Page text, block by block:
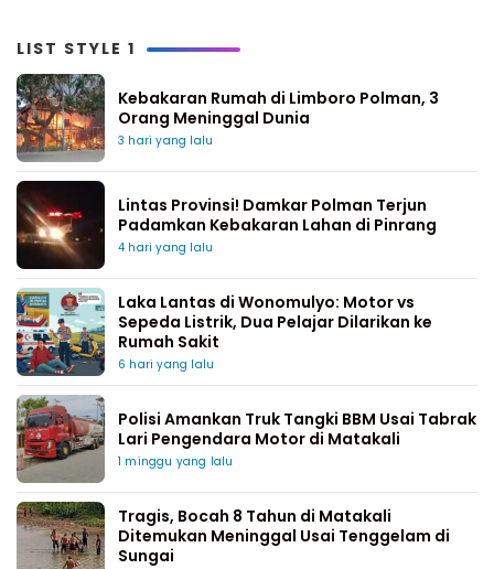
LIST STYLE 1
Kebakaran Rumah di Limboro Polman, 3
Orang Meninggal Dunia
3 hari yang lalu
Lintas Provinsi! Damkar Polman Terjun
Padamkan Kebakaran Lahan di Pinrang
4 hari yang lalu
Laka Lantas di Wonomulyo: Motor vs
Sepeda Listrik, Dua Pelajar Dilarikan ke
Rumah Sakit
6 hari yang lalu
Polisi Amankan Truk Tangki BBM Usai Tabrak
Lari Pengendara Motor di Matakali
1 minggu yang lalu
Tragis, Bocah 8 Tahun di Matakali
Ditemukan Meninggal Usai Tenggelam di
Sungai